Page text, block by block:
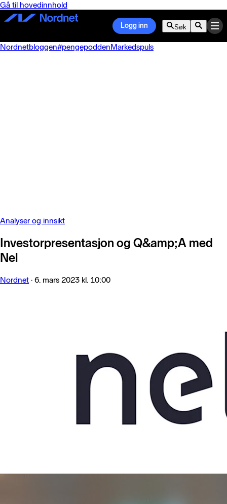
Gå til hovedinnhold
Logg inn Søk
Nordnetbloggen#pengepoddenMarkedspuls
Analyser og innsikt
Investorpresentasjon og Q&amp;A med
Nel
Nordnet · 6. mars 2023 kl. 10:00